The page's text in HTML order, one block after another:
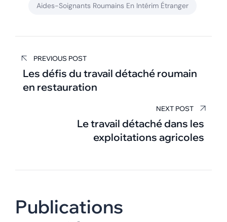
Aides-Soignants Roumains En Intérim Étranger
Navigation
de
l’article
PREVIOUS POST
Les défis du travail détaché roumain
en restauration
NEXT POST
Le travail détaché dans les
exploitations agricoles
Publications